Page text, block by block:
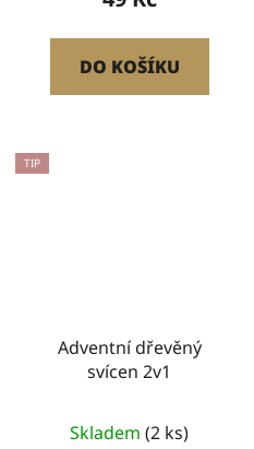
DO KOŠÍKU
TIP
Adventní dřevěný
svícen 2v1
Skladem (2 ks)